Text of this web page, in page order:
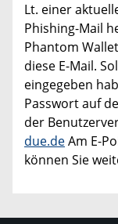
Lt. einer
Phishing-Mail
Phantom
diese E-Mail.
eingegeben
Passwort auf
der
due.deAm E-
können Sie